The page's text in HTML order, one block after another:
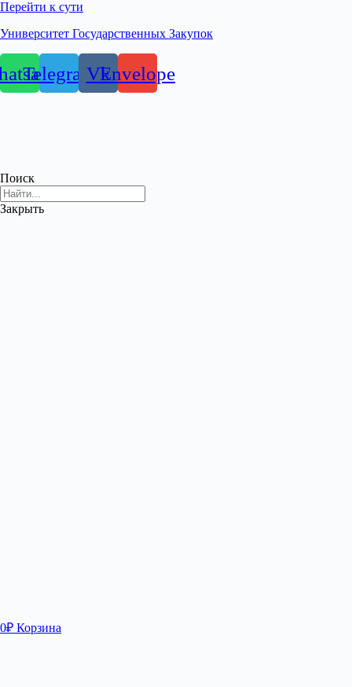
Перейти к сути
Университет Государственных Закупок
TelegramVkEnvelope
Поиск
Закрыть
0₽ Корзина